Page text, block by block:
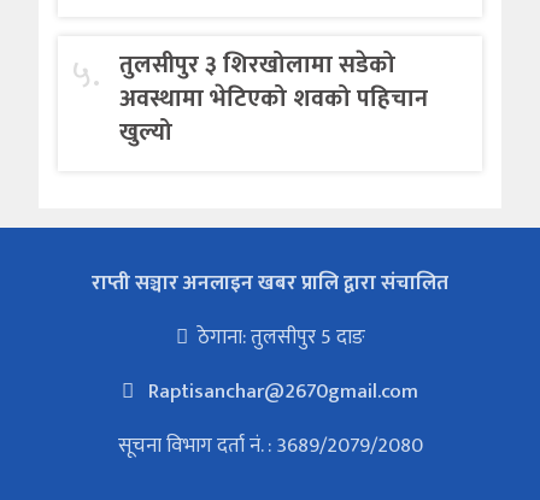
५. तुलसीपुर ३ शिरखोलामा सडेको
अवस्थामा भेटिएको शवको पहिचान
खुल्यो
राप्ती सञ्चार अनलाइन खबर प्रालि द्वारा संचालित
ठेगाना: तुलसीपुर 5 दाङ
Raptisanchar@2670gmail.com
सूचना विभाग दर्ता नं. : 3689/2079/2080